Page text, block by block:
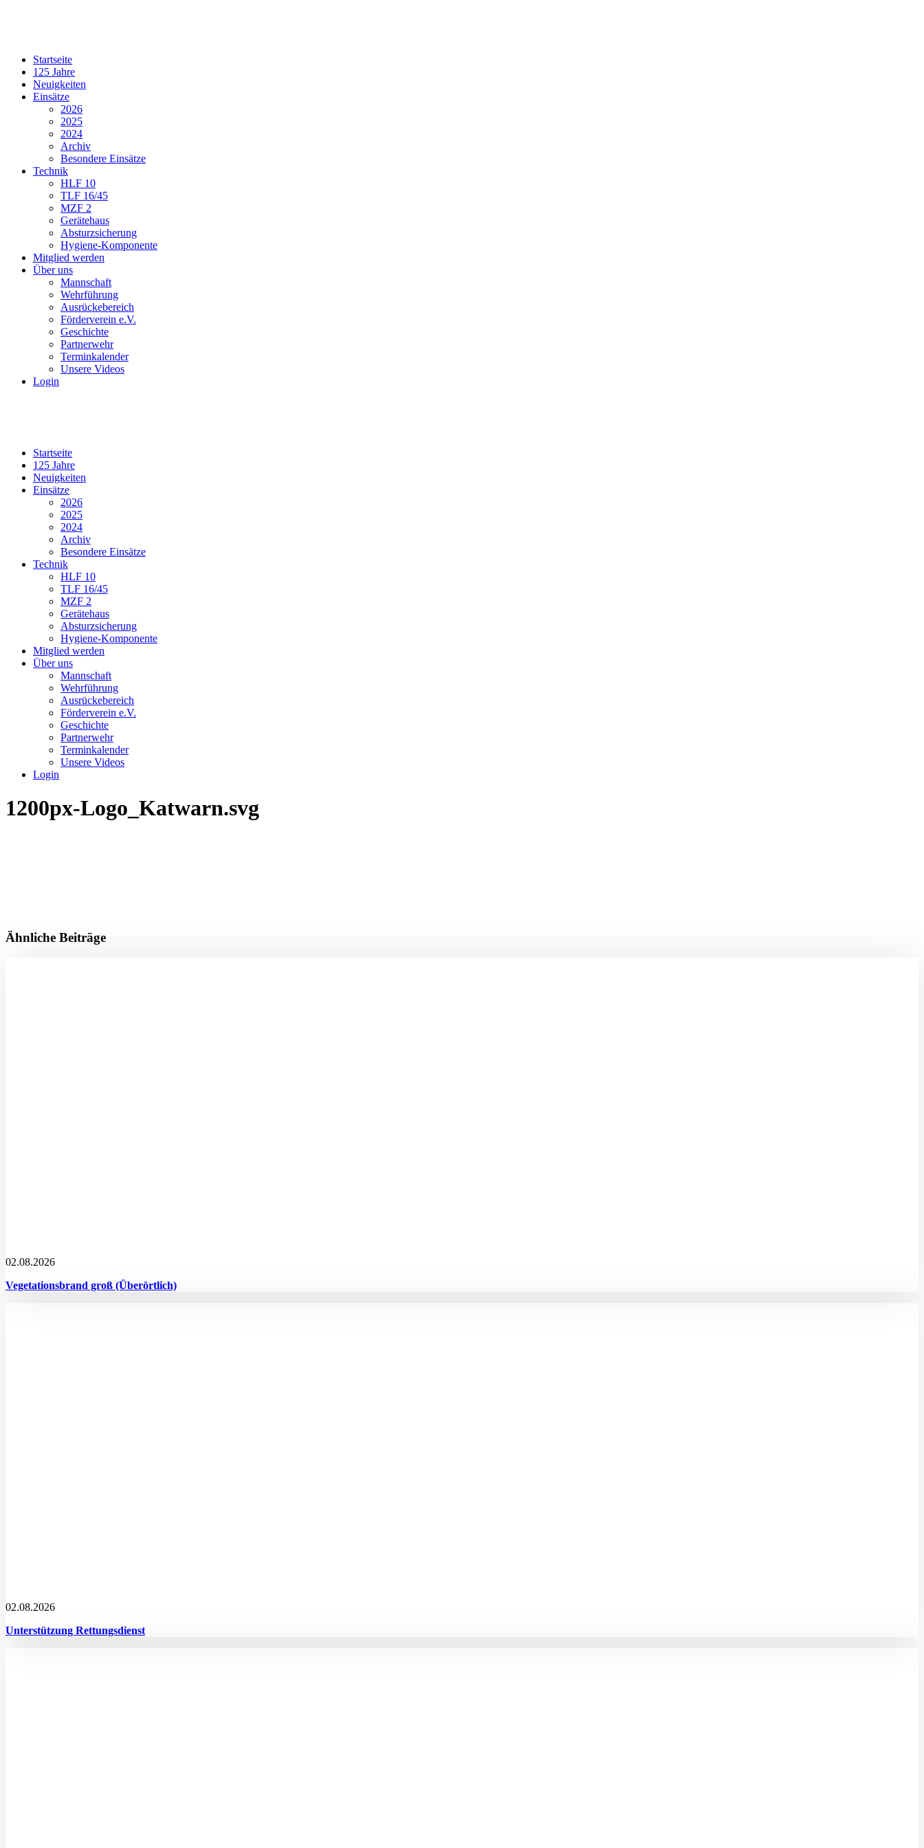
Startseite
125 Jahre
Neuigkeiten
Einsätze
2026
2025
2024
Archiv
Besondere Einsätze
Technik
HLF 10
TLF 16/45
MZF 2
Gerätehaus
Absturzsicherung
Hygiene-Komponente
Mitglied werden
Über uns
Mannschaft
Wehrführung
Ausrückebereich
Förderverein e.V.
Geschichte
Partnerwehr
Terminkalender
Unsere Videos
Login
Startseite
125 Jahre
Neuigkeiten
Einsätze
2026
2025
2024
Archiv
Besondere Einsätze
Technik
HLF 10
TLF 16/45
MZF 2
Gerätehaus
Absturzsicherung
Hygiene-Komponente
Mitglied werden
Über uns
Mannschaft
Wehrführung
Ausrückebereich
Förderverein e.V.
Geschichte
Partnerwehr
Terminkalender
Unsere Videos
Login
1200px-Logo_Katwarn.svg
Ähnliche Beiträge
02.08.2026
Vegetationsbrand groß (Überörtlich)
02.08.2026
Unterstützung Rettungsdienst